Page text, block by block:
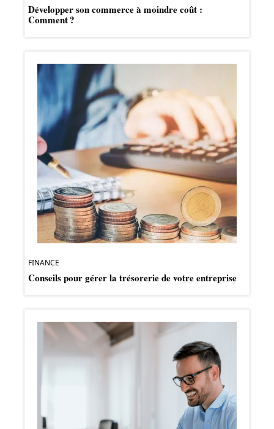
Développer son commerce à moindre coût :
Comment ?
FINANCE
Conseils pour gérer la trésorerie de votre entreprise